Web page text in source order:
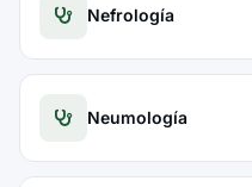
Nefrología
Neumología